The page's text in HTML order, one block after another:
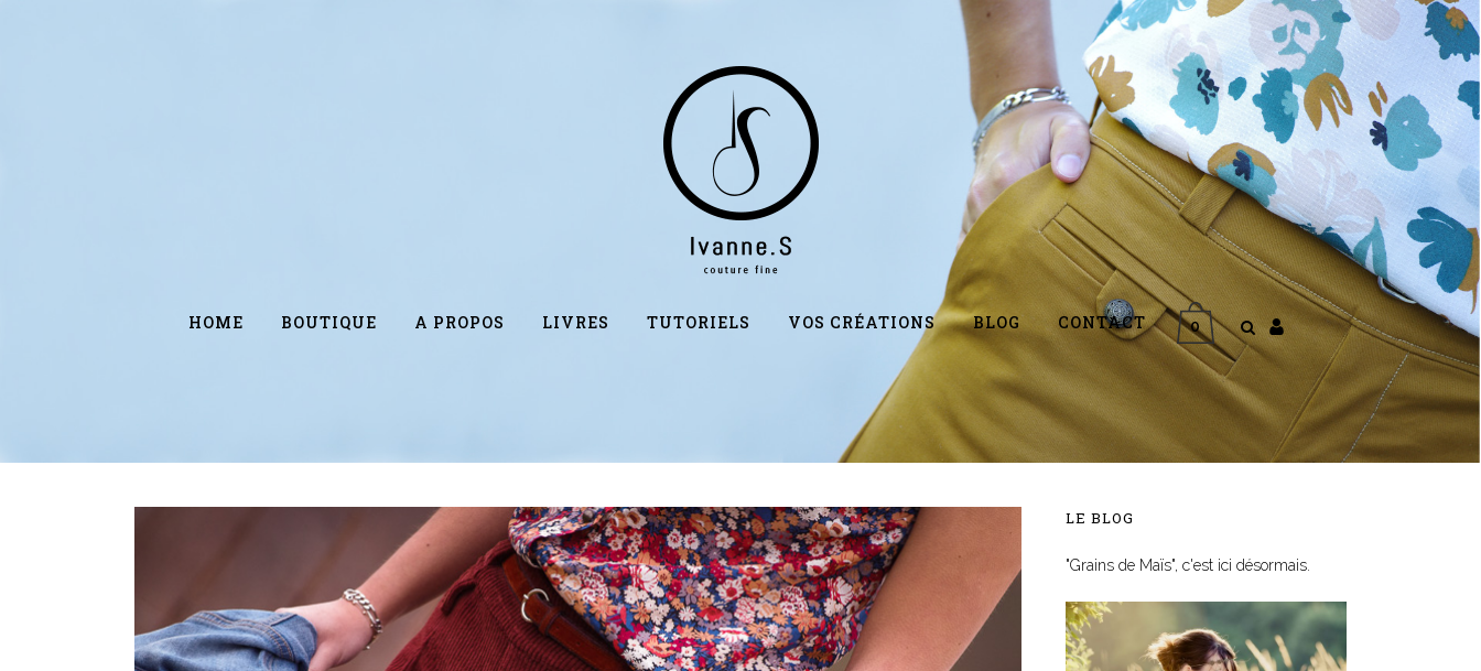
HOME BOUTIQUE A PROPOS LIVRES TUTORIELS VOS CRÉATIONS BLOG CONTACT 0
LE BLOG
"Grains de Maïs", c'est ici désormais.